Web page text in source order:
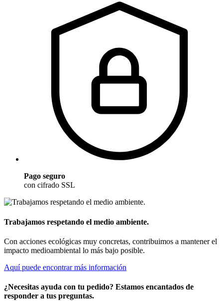
Pago seguro
con cifrado SSL
Trabajamos respetando el medio ambiente.
Con acciones ecológicas muy concretas, contribuimos a mantener el
impacto medioambiental lo más bajo posible.
Aquí puede encontrar más información
¿Necesitas ayuda con tu pedido? Estamos encantados de
responder a tus preguntas.